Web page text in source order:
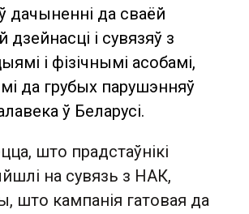
дачыненні да сваёй
і сувязяў з
і фізічнымі асобамі,
да грубых парушэнняў
ў Беларусі.
што прадстаўнікі
на сувязь з НАК,
што кампанія гатовая да